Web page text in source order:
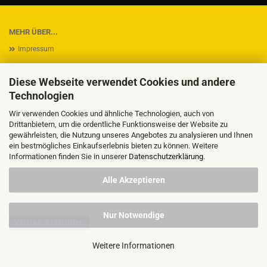
Diese Webseite verwendet Cookies und andere
Technologien
Wir verwenden Cookies und ähnliche Technologien, auch von
Drittanbietern, um die ordentliche Funktionsweise der Website zu
gewährleisten, die Nutzung unseres Angebotes zu analysieren und Ihnen
ein bestmögliches Einkaufserlebnis bieten zu können. Weitere
Informationen finden Sie in unserer Datenschutzerklärung.
Alle Akzeptieren
Nur Notwendige
Weitere Informationen
MEHR ÜBER...
Impressum
Versand- & Zahlungsbedingungen
Widerrufsrecht & Muster-Widerrufsformular
AGB
Privatsphäre und Datenschutz
Callback Service